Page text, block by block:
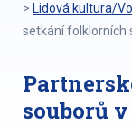
> Lidová kultura/
setkání folklorních
souborů